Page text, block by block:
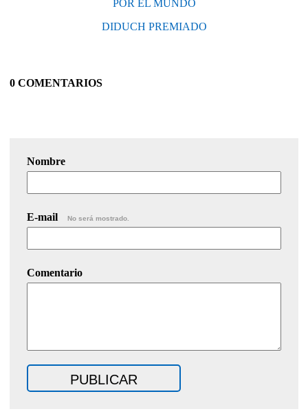
POR EL MUNDO
DIDUCH PREMIADO
0 COMENTARIOS
Nombre
E-mail No será mostrado.
Comentario